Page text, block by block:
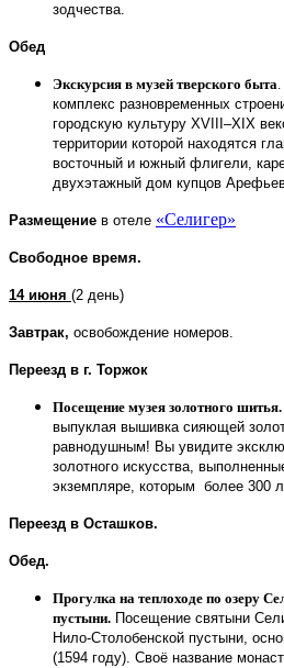
зодчества.
Обед
Экскурсия в музей тверского быта.
комплекс разновременных
городскую культуру XVIII–XIX
территории которой находятся
восточный и южный флигели,
двухэтажный дом купцов
Размещение в отеле «Селигер»
Свободное время.
14 июня (2 день)
Завтрак, освобождение номеров.
Переезд в г. Торжок
Посещение музея золотного шитья.
выпуклая вышивка сияющей
равнодушным! Вы увидите
золотного искусства,
экземпляре, которым более 300
Переезд в Осташков.
Обед.
Прогулка на теплоходе по озеру
пустыни. Посещение святыни
Нило-Столобенской пустыни,
(1594 году). Своё название